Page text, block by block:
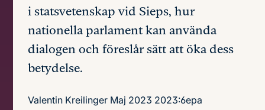
i statsvetenskap vid Sieps, hur
nationella parlament kan använda
dialogen och föreslår sätt att öka dess
betydelse.
Valentin Kreilinger Maj 2023 2023:6epa